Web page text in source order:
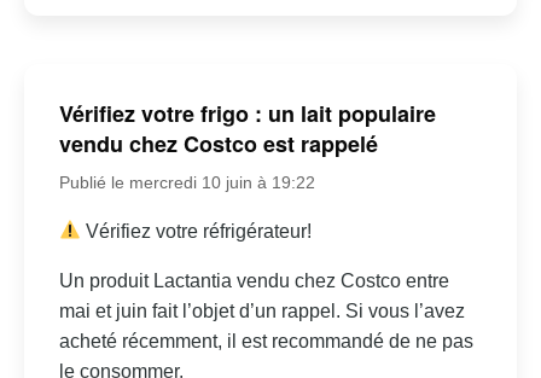
Vérifiez votre frigo : un lait populaire
vendu chez Costco est rappelé
Publié le mercredi 10 juin à 19:22
Vérifiez votre réfrigérateur!
Un produit Lactantia vendu chez Costco entre
mai et juin fait l’objet d’un rappel. Si vous l’avez
acheté récemment, il est recommandé de ne pas
le consommer.